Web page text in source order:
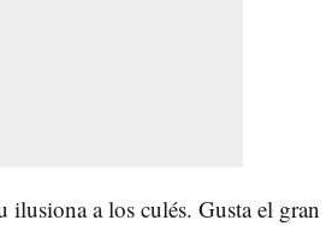
a los culés. Gusta el gran